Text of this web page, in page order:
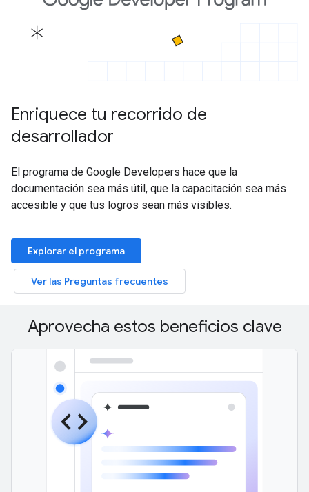
Enriquece tu recorrido de
desarrollador
El programa de Google Developers hace que la
documentación sea más útil, que la capacitación sea más
accesible y que tus logros sean más visibles.
Explorar el programa
Ver las Preguntas frecuentes
Aprovecha estos beneficios clave